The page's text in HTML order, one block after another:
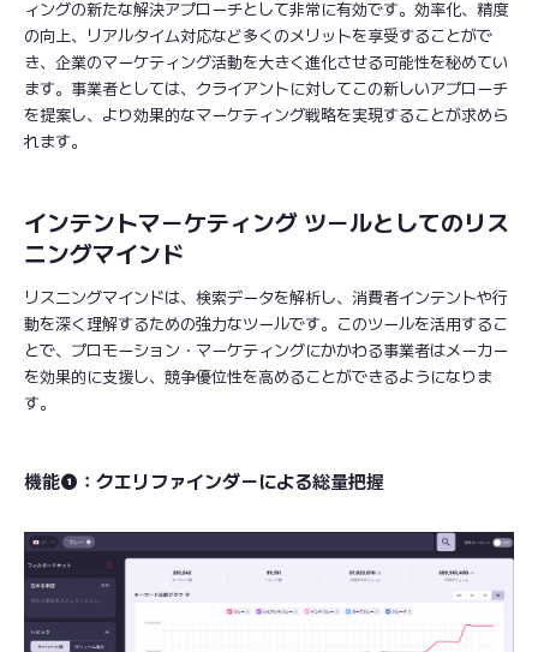
ィングの新たな解決アプローチとして非常に有効です。効率化、精度
の向上、リアルタイム対応など多くのメリットを享受することがで
き、企業のマーケティング活動を大きく進化させる可能性を秘めてい
ます。事業者としては、クライアントに対してこの新しいアプローチ
を提案し、より効果的なマーケティング戦略を実現することが求めら
れます。
インテントマーケティング ツールとしてのリス
ニングマインド
リスニングマインドは、検索データを解析し、消費者インテントや行
動を深く理解するための強力なツールです。このツールを活用するこ
とで、プロモーション・マーケティングにかかわる事業者はメーカー
を効果的に支援し、競争優位性を高めることができるようになりま
す。
機能❶：クエリファインダーによる総量把握